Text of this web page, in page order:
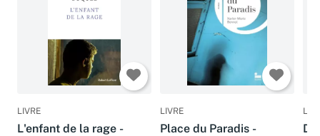
LIVRE
L'enfant de la rage -
LIVRE
Place du Paradis -